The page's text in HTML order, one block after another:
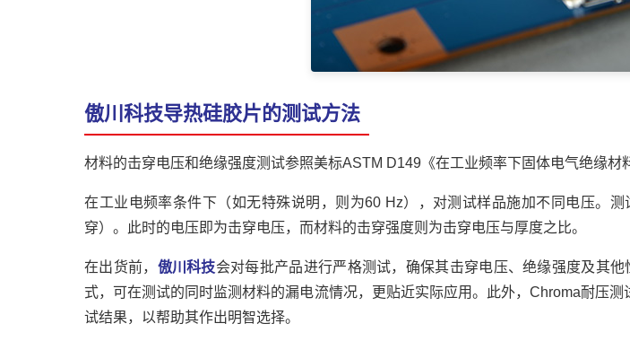
傲川科技导热硅胶片的测试方法
材料的击穿电压和绝缘强度测试参照美标ASTM D149《在工业频率下固体电气绝缘材
在工业电频率条件下（如无特殊说明，则为60 Hz），对测试样品施加不同电压。
穿）。此时的电压即为击穿电压，而材料的击穿强度则为击穿电压与厚度之比。
在出货前， 傲川科技会对每批产品进行严格测试，确保其击穿电压、绝缘强度及其
式，可在测试的同时监测材料的漏电流情况，更贴近实际应用。此外，Chroma耐压
试结果，以帮助其作出明智选择。